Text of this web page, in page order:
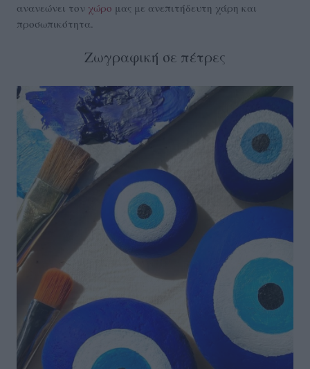
ανανεώνει τον χώρο μας με ανεπιτήδευτη χάρη και
προσωπικότητα.
Ζωγραφική σε πέτρες